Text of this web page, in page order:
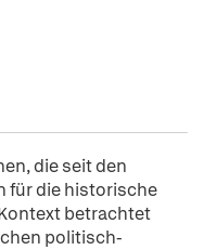
die seit den
für die historische
betrachtet
politisch-